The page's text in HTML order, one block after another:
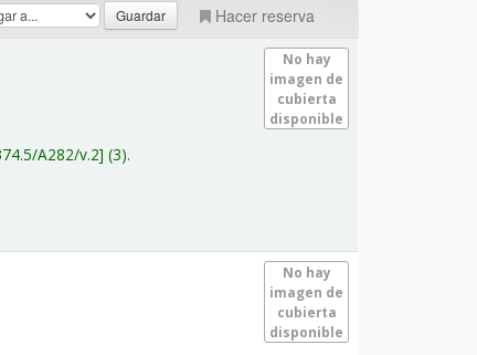
Hacer reserva
No hay
imagen de
cubierta
disponible
A282/v.2 (3).
No hay
imagen de
cubierta
disponible